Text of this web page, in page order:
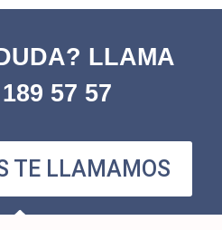
LLAMA
57 57
TE LLAMAMOS